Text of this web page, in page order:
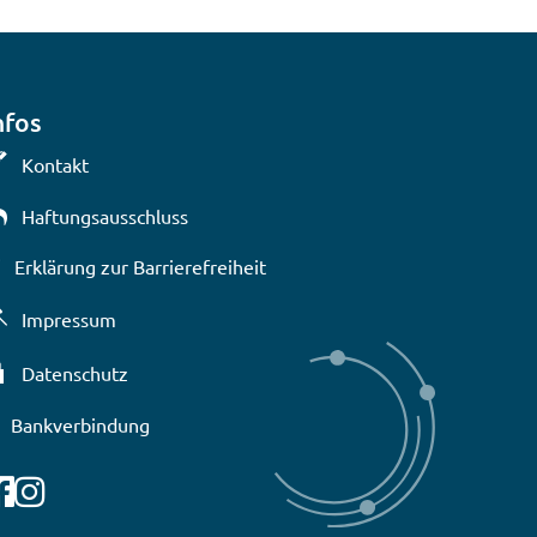
Kontakt
Haftungsausschluss
Erklärung zur Barrierefreiheit
Impressum
Datenschutz
Bankverbindung